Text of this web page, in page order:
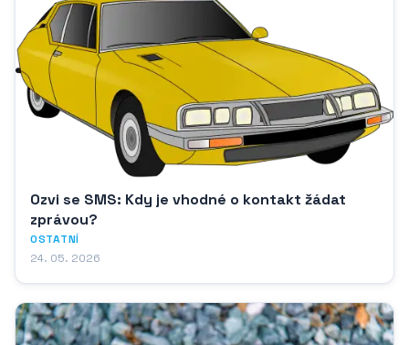
Ozvi se SMS: Kdy je vhodné o kontakt žádat
zprávou?
OSTATNÍ
24. 05. 2026